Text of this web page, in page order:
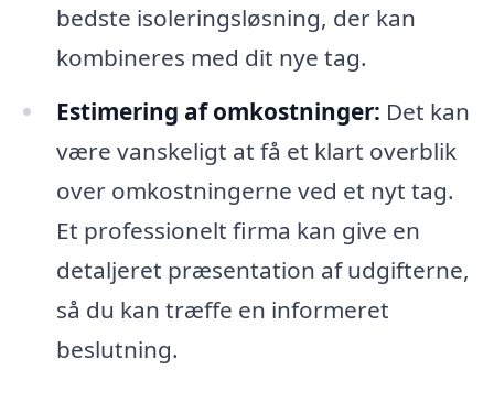
bedste isoleringsløsning, der kan
kombineres med dit nye tag.
Estimering af omkostninger: Det kan
være vanskeligt at få et klart overblik
over omkostningerne ved et nyt tag.
Et professionelt firma kan give en
detaljeret præsentation af udgifterne,
så du kan træffe en informeret
beslutning.